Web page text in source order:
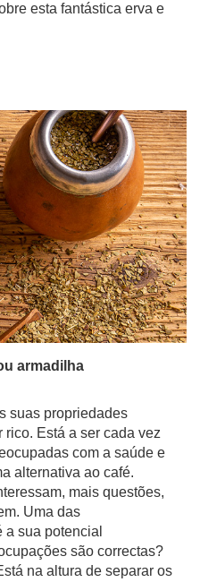
esta fantástica erva e
armadilha
suas propriedades
Está a ser cada vez
com a saúde e
alternativa ao café.
mais questões,
Uma das
sua potencial
são correctas?
na altura de separar os